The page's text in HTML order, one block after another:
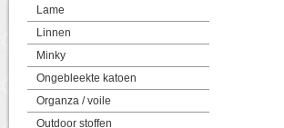
Lame
Linnen
Minky
Ongebleekte katoen
Organza / voile
Outdoor stoffen